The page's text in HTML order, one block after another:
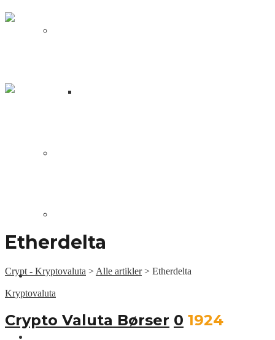
Nyheder
Etherdelta
Crypt - Kryptovaluta > Alle artikler> Etherdelta
Kryptovaluta
Crypto Valuta Børser 0 1924